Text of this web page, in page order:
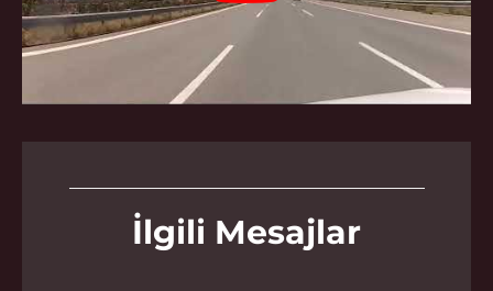
İlgili Mesajlar